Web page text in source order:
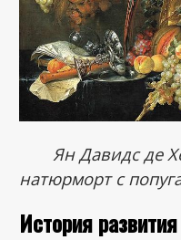
Ян Давидс де
натюрморт с
История развития